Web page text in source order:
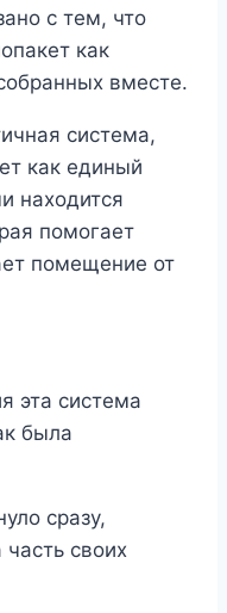
с тем, что
как
вместе.
система,
как единый
находится
помогает
помещение от
эта система
была
сразу,
своих